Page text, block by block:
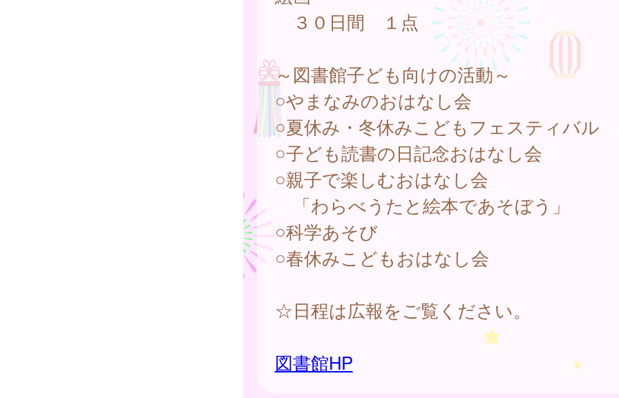
３０日間 １点
～図書館子ども向けの活動～
○やまなみのおはなし会
○夏休み・冬休みこどもフェスティバル
○子ども読書の日記念おはなし会
○親子で楽しむおはなし会
「わらべうたと絵本であそぼう」
○科学あそび
○春休みこどもおはなし会
☆日程は広報をご覧ください。
図書館HP